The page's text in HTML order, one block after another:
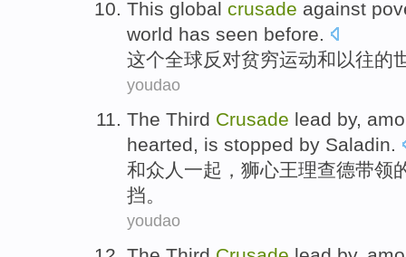
This global crusade against
world has seen before.
这个全球反对贫穷运动和 以往的
youdao
The Third Crusade lead by,
hearted, is stopped by Saladin.
和众人一起，狮心王理查德带领
挡。
youdao